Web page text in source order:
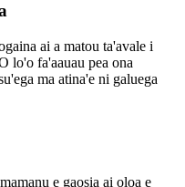
ai a matou ta'avale i
lo'o fa'aauau pea ona
ma atina'e ni galuega
e gaosia ai oloa e